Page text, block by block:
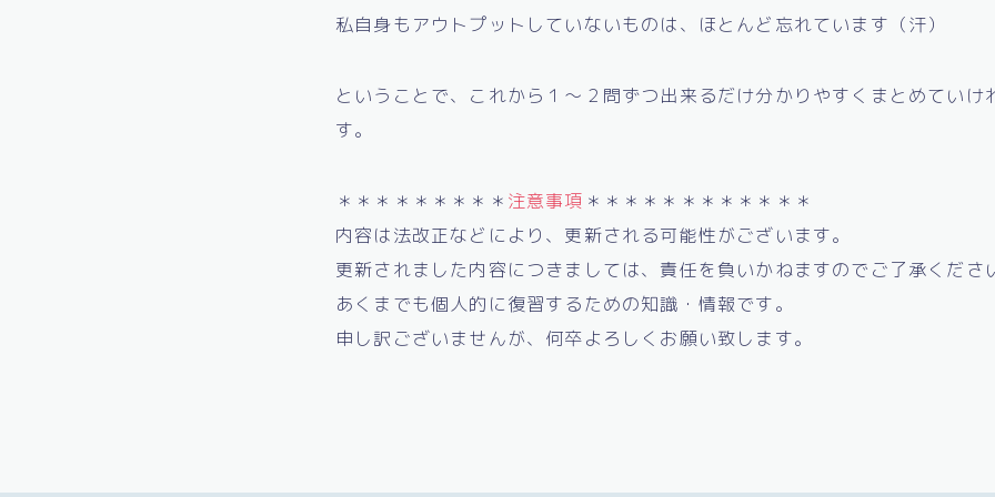
私自身もアウトプットしていないものは、ほとんど忘れています（汗）
ということで、これから１～２問ずつ出来るだけ分かりやすくまとめていけ
す。
＊＊＊＊＊＊＊＊＊ 注意事項 ＊＊＊＊＊＊＊＊＊＊＊＊
内容は法改正などにより、更新される可能性がございます。
更新されました内容につきましては、責任を負いかねますのでご了承くださ
あくまでも個人的に復習するための知識・情報です。
申し訳ございませんが、何卒よろしくお願い致します。